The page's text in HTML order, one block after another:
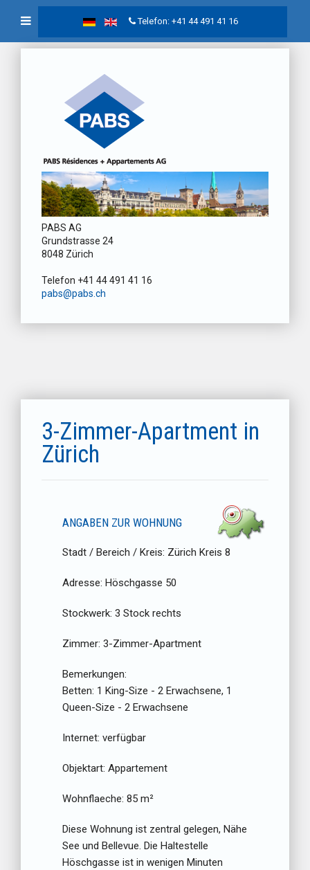
Telefon: +41 44 491 41 16
PABS AG
Grundstrasse 24
8048 Zürich
Telefon +41 44 491 41 16
pabs@pabs.ch
3-Zimmer-Apartment in
Zürich
ANGABEN ZUR WOHNUNG
Stadt / Bereich / Kreis: Zürich Kreis 8
Adresse: Höschgasse 50
Stockwerk: 3 Stock rechts
Zimmer: 3-Zimmer-Apartment
Bemerkungen:
Betten: 1 King-Size - 2 Erwachsene, 1
Queen-Size - 2 Erwachsene
Internet: verfügbar
Objektart: Appartement
Wohnflaeche: 85 m²
Diese Wohnung ist zentral gelegen, Nähe
See und Bellevue. Die Haltestelle
Höschgasse ist in wenigen Minuten